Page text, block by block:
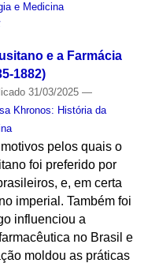
e Medicina
e a Farmácia
1882)
31/03/2025 —
Khronos: História da
pelos quais o
foi preferido por
e, em certa
imperial. Também foi
influenciou a
no Brasil e
moldou as práticas